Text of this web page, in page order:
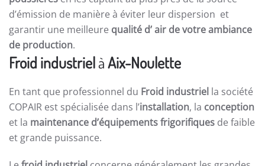
d’émission de manière à éviter leur dispersion et
garantir une meilleure qualité d’ air de votre ambiance
de production.
Froid industrielàAix-Noulette
En tant que professionnel du Froid industriel la société
COPAIR est spécialisée dans l’installation, la conception
et la maintenance d’équipements frigorifiques de faible
et grande puissance.